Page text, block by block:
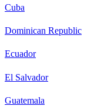
Cuba
Dominican Republic
Ecuador
El Salvador
Guatemala